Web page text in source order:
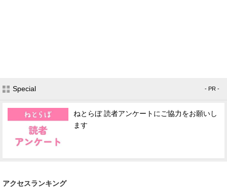
Special - PR -
ねとらぼ 読者アンケートにご協力をお願いし
ます
アクセスランキング